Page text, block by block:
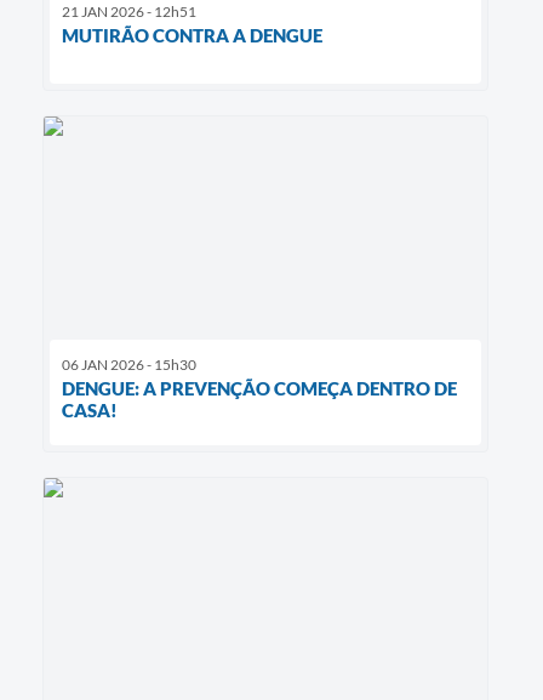
21 JAN 2026 - 12h51
MUTIRÃO CONTRA A DENGUE
06 JAN 2026 - 15h30
DENGUE: A PREVENÇÃO COMEÇA DENTRO DE
CASA!